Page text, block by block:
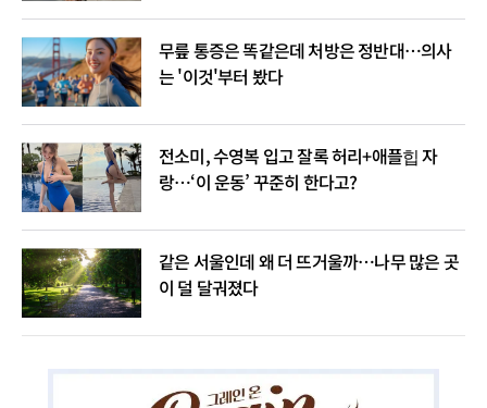
무릎 통증은 똑같은데 처방은 정반대…의사
는 '이것'부터 봤다
전소미, 수영복 입고 잘록 허리+애플힙 자
랑…‘이 운동’ 꾸준히 한다고?
같은 서울인데 왜 더 뜨거울까…나무 많은 곳
이 덜 달궈졌다